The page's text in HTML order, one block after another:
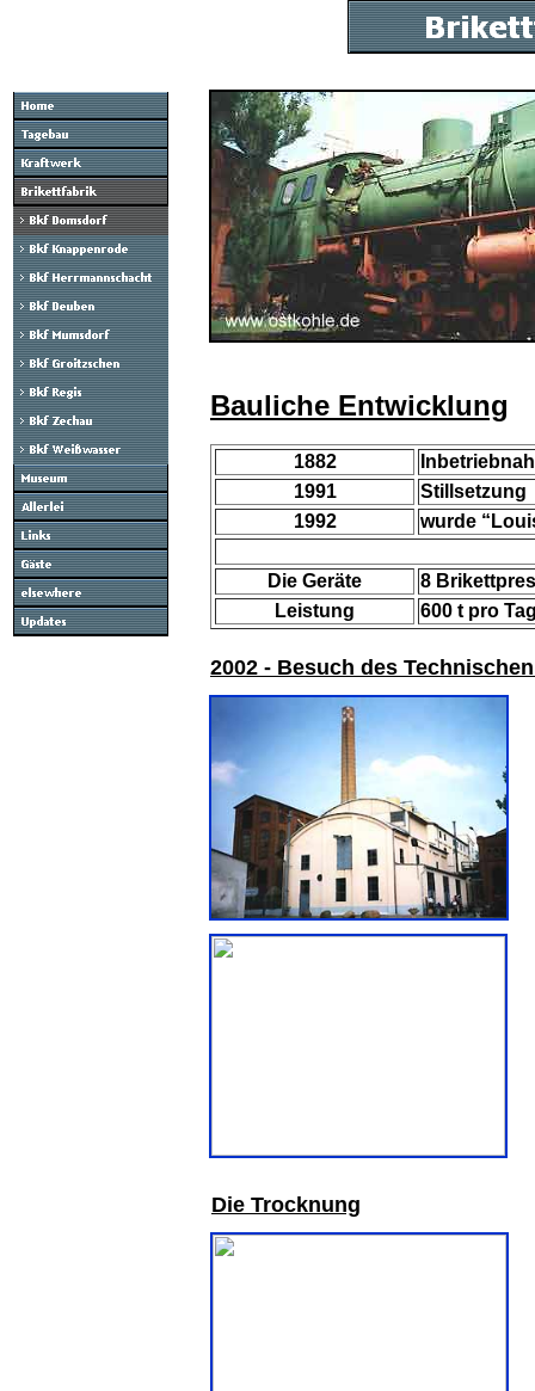
Bauliche Entwicklung
1882
1991
Stillsetzung
1992
wurde
Die Geräte
8
Leistung
600 t pro
2002 - Besuch des
Die Trocknung